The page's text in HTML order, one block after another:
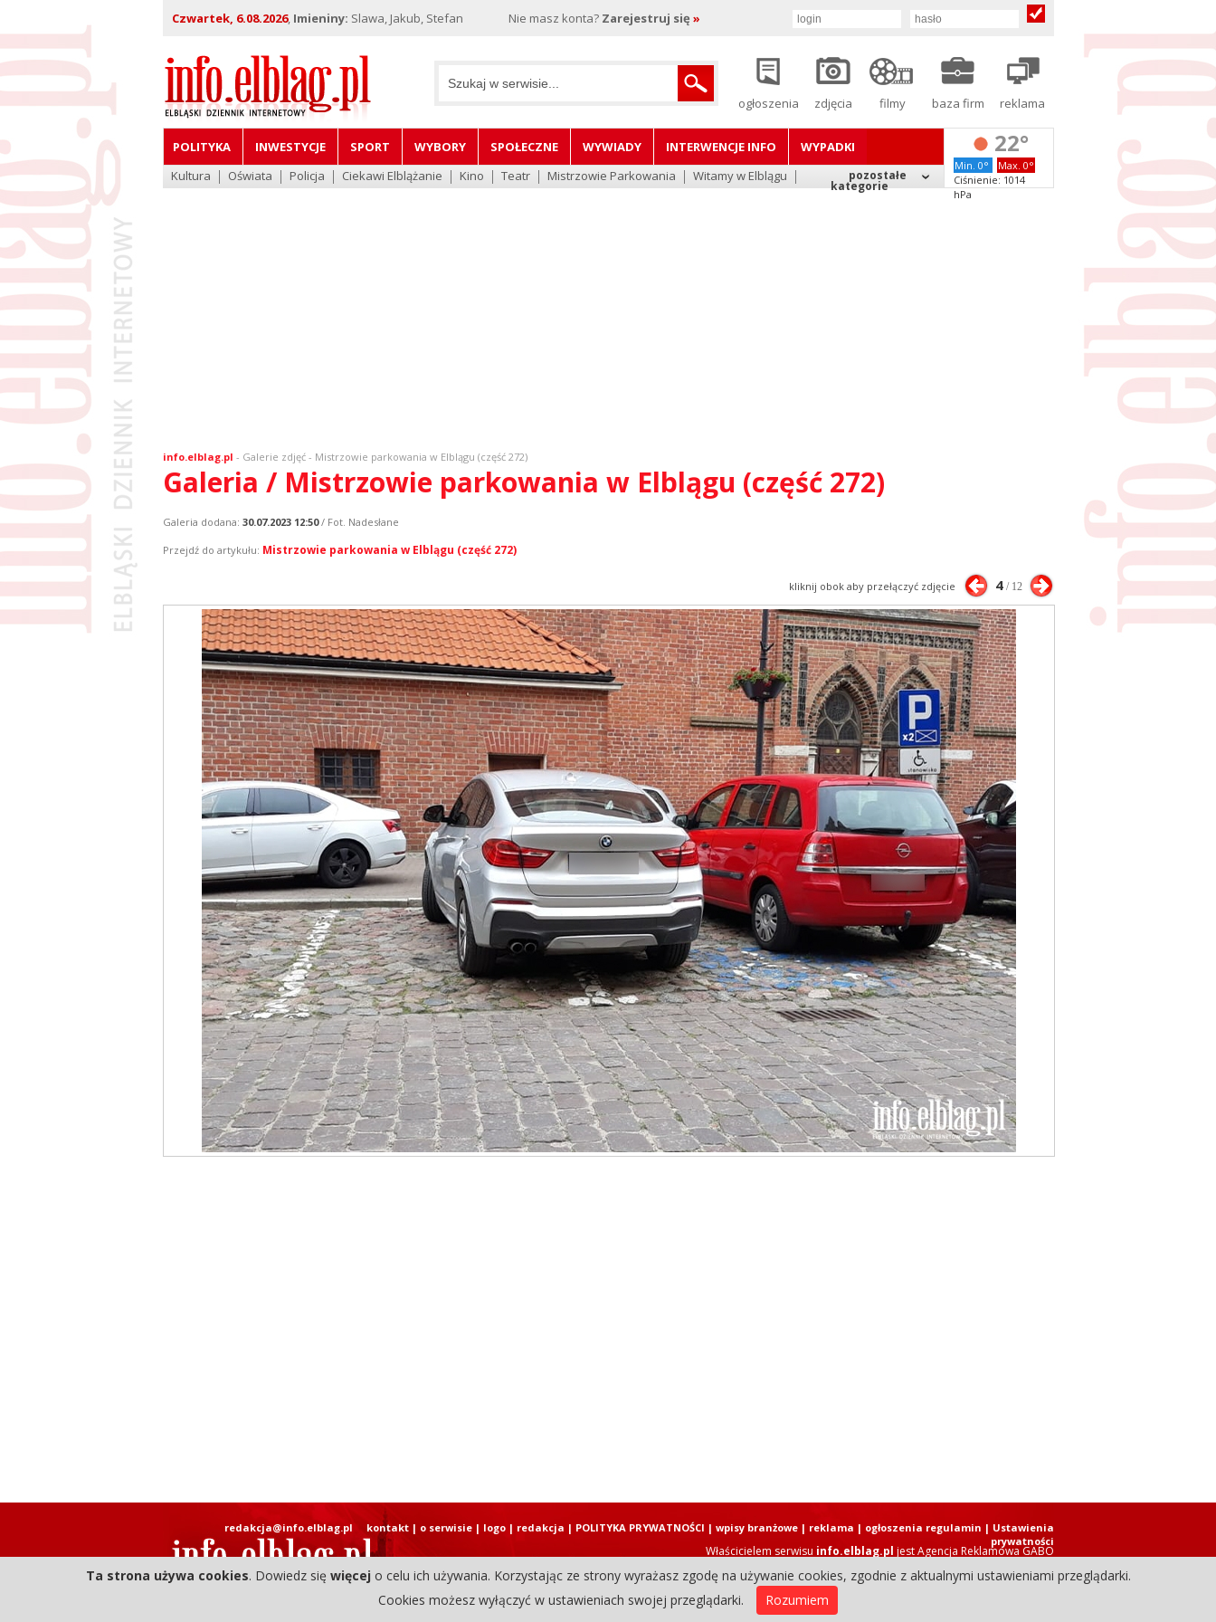
Czwartek, 6.08.2026, Imieniny: Slawa, Jakub, Stefan Nie masz konta? Zarejestruj się »
ogłoszenia zdjęcia filmy baza firm reklama
POLITYKA INWESTYCJE SPORT WYBORY SPOŁECZNE WYWIADY INTERWENCJE INFO
WYPADKI
Kultura
Oświata Policja Ciekawi Elblążanie Kino Teatr Mistrzowie Parkowania Witamy w Elblągu pozostałe
kategorie
22°
Min. 0°
Max. 0°
Ciśnienie: 1014
hPa
info.elblag.pl - Galerie zdjęć- Mistrzowie parkowania w Elblągu (część 272)
Galeria / Mistrzowie parkowania w Elblągu (część 272)
Galeria dodana: 30.07.2023 12:50/ Fot. Nadesłane
Przejdź do artykułu: Mistrzowie parkowania w Elblągu (część 272)
kliknij obok aby przełączyć zdjęcie 4/ 12
Właścicielem serwisu info.elblag.pl jestAgencja Reklamowa GABO
Copyright © 2004-2026 Elbląski Dziennik Internetowy. Wszystkie prawa zastrzeżone.
redakcja@info.elblag.pl kontakt| o serwisie| logo| redakcja | POLITYKA PRYWATNOŚCI | wpisy branżowe| reklama | ogłoszenia regulamin | Ustawienia
prywatności
Ta strona używa cookies. Dowiedz się więcej o celu ich używania. Korzystając ze strony wyrażasz zgodę na używanie cookies, zgodnie z aktualnymi ustawieniami przeglądarki.
Cookies możesz wyłączyć w ustawieniach swojej przeglądarki.
Rozumiem